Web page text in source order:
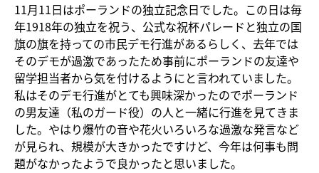
11月11日はポーランドの独立記念日でした。この日は毎
年1918年の独立を祝う、公式な祝杯パレードと独立の国
旗の旗を持っての市民デモ行進があるらしく、去年では
そのデモが過激であったため事前にポーランドの友達や
留学担当者から気を付けるようにと言われていました。
私はそのデモ行進がとても興味深かったのでポーランド
の男友達（私のガード役）の人と一緒に行進を見てきま
した。やはり爆竹の音や花火いろいろな過激な発言など
が見られ、規模が大きかったですけど、今年は何事も問
題がなかったようで良かったと思いました。